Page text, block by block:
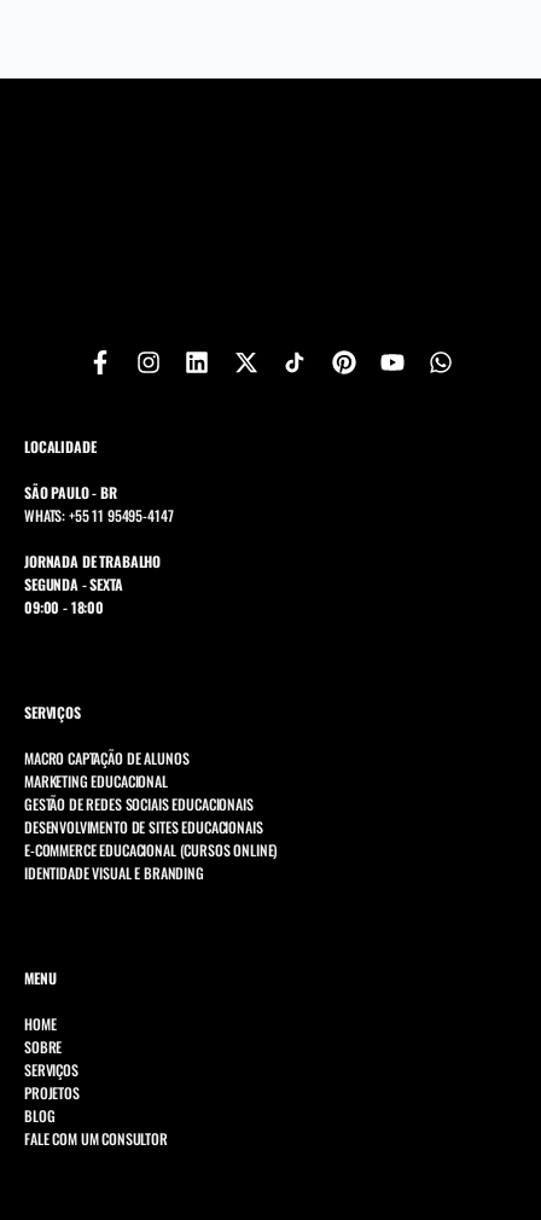
LOCALIDADE
SÃO PAULO - BR
WHATS: +55 11 95495-4147
JORNADA DE TRABALHO
SEGUNDA - SEXTA
09:00 - 18:00
SERVIÇOS
MACRO CAPTAÇÃO DE ALUNOS
MARKETING EDUCACIONAL
GESTÃO DE REDES SOCIAIS EDUCACIONAIS
DESENVOLVIMENTO DE SITES EDUCACIONAIS
E-COMMERCE EDUCACIONAL (CURSOS ONLINE)
IDENTIDADE VISUAL E BRANDING
MENU
HOME
SOBRE
SERVIÇOS
PROJETOS
BLOG
FALE COM UM CONSULTOR